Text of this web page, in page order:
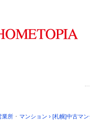
業所 ･ マンション › [札幌]中古マ